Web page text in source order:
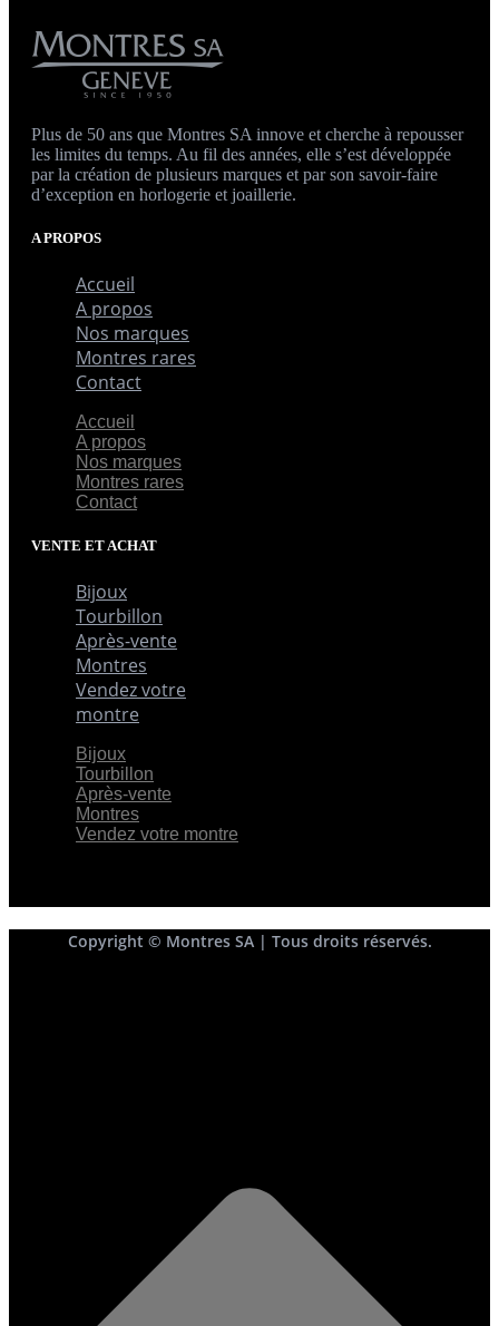
Plus de 50 ans que Montres SA innove et cherche à repousser
les limites du temps. Au fil des années, elle s’est développée
par la création de plusieurs marques et par son savoir-faire
d’exception en horlogerie et joaillerie.
A PROPOS
Accueil
A propos
Nos marques
Montres rares
Contact
Accueil
A propos
Nos marques
Montres rares
Contact
VENTE ET ACHAT
Bijoux
Tourbillon
Après-vente
Montres
Vendez votre
montre
Bijoux
Tourbillon
Après-vente
Montres
Vendez votre montre
Copyright © Montres SA | Tous droits réservés.